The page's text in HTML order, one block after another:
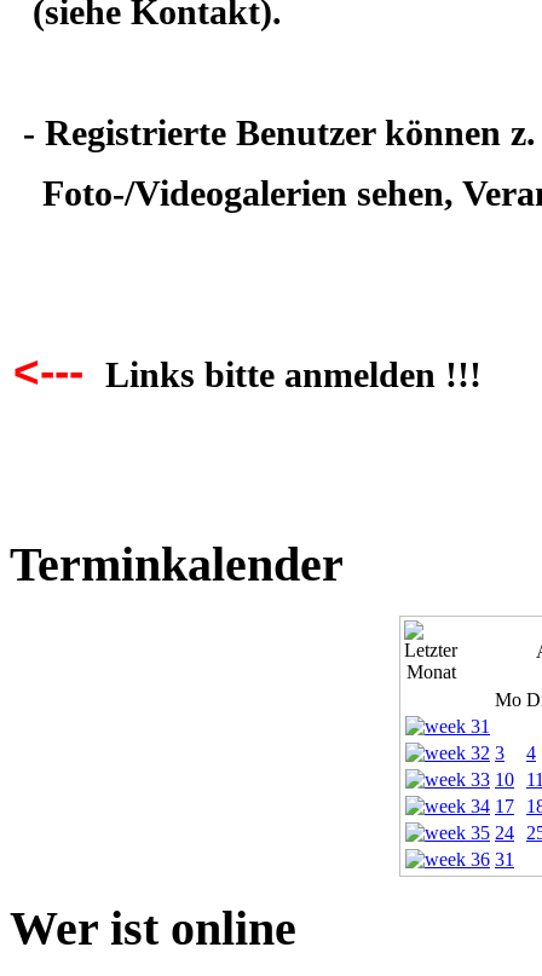
(siehe Kontakt).
- Registrierte Benutzer können
Foto-/Videogalerien sehen,
<--- Links bitte anmelden !!!
Terminkalender
Mo
3
4
10
17
24
31
Wer ist online